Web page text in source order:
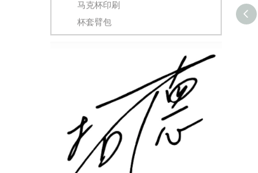
马克杯印刷
杯套臂包